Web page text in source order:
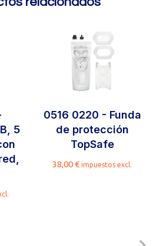
5
0516 0220 - Funda
de protección
TopSafe
38,00€ impuestos excl.